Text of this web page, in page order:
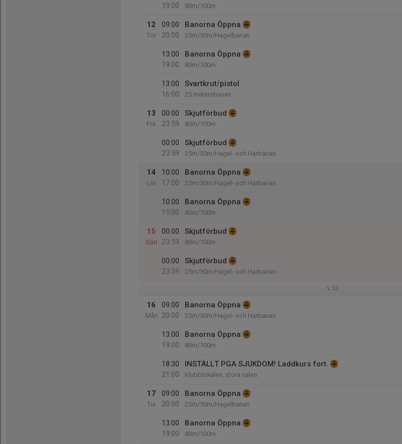
19:00
80m/100m
12
Tor
09:00
20:00
Banorna Öppna
25m/50m/Hagelbanan
13:00
19:00
Banorna Öppna
80m/100m
13:00
16:00
Svartkrut/pistol
25 metersbanan
13
Fre
00:00
23:59
Skjutförbud
80m/100m
00:00
23:59
Skjutförbud
25m/50m/Hagel- och Harbanan
14
Lör
10:00
17:00
Banorna Öppna
25m/50m/Hagel- och Harbanan
10:00
15:00
Banorna Öppna
80m/100m
15
Sön
00:00
23:59
Skjutförbud
80m/100m
00:00
23:59
Skjutförbud
25m/50m/Hagel- och Harbanan
v.12
16
Mån
09:00
20:00
Banorna Öppna
25m/50m/Hagel- och Harbanan
13:00
19:00
Banorna Öppna
80m/100m
18:30
21:00
INSTÄLLT PGA SJUKDOM! Laddkurs fort.
Klubblokalen, stora salen
17
Tis
09:00
20:00
Banorna Öppna
25m/50m/Hagelbanan
13:00
19:00
Banorna Öppna
80m/100m